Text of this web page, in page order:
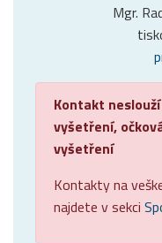
Mgr.
Kontakt
vyšetření,
vyšetření
Kontakty na
najdete v sekci